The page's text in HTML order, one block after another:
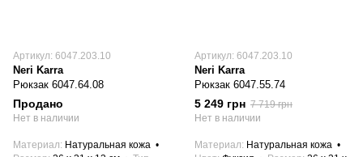
Артикул: 6047.203.10
Neri Karra
Рюкзак 6047.64.08
Продано
Нет в наличии
Материал
Натуральная кожа
Артикул: 6047.203.10
Neri Karra
Рюкзак 6047.55.74
5 249 грн 7 719 грн
Нет в наличии
Материал
Натуральная кожа